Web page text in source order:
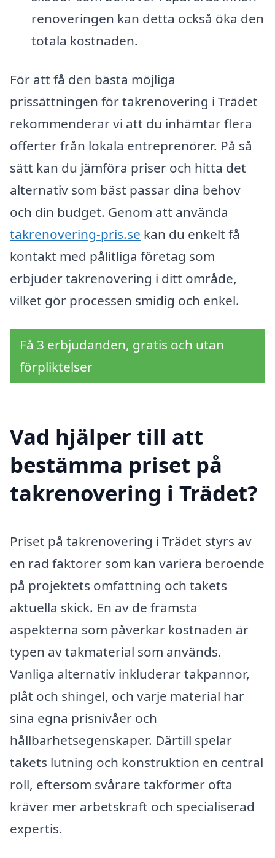
renoveringen kan detta också öka den
totala kostnaden.
För att få den bästa möjliga
prissättningen för takrenovering i Trädet
rekommenderar vi att du inhämtar flera
offerter från lokala entreprenörer. På så
sätt kan du jämföra priser och hitta det
alternativ som bäst passar dina behov
och din budget. Genom att använda
takrenovering-pris.se kan du enkelt få
kontakt med pålitliga företag som
erbjuder takrenovering i ditt område,
vilket gör processen smidig och enkel.
Få 3 erbjudanden, gratis och utan
förpliktelser
Vad hjälper till att
bestämma priset på
takrenovering i Trädet?
Priset på takrenovering i Trädet styrs av
en rad faktorer som kan variera beroende
på projektets omfattning och takets
aktuella skick. En av de främsta
aspekterna som påverkar kostnaden är
typen av takmaterial som används.
Vanliga alternativ inkluderar takpannor,
plåt och shingel, och varje material har
sina egna prisnivåer och
hållbarhetsegenskaper. Därtill spelar
takets lutning och konstruktion en central
roll, eftersom svårare takformer ofta
kräver mer arbetskraft och specialiserad
expertis.